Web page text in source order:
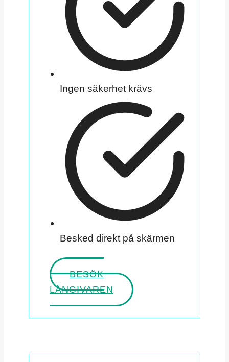
Ingen säkerhet krävs
Besked direkt på skärmen
BESÖK
LÅNGIVAREN